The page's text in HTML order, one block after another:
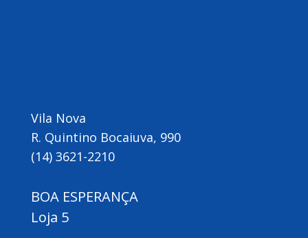
Vila Nova
R. Quintino Bocaiuva, 990
(14) 3621-2210
BOA ESPERANÇA
Loja 5